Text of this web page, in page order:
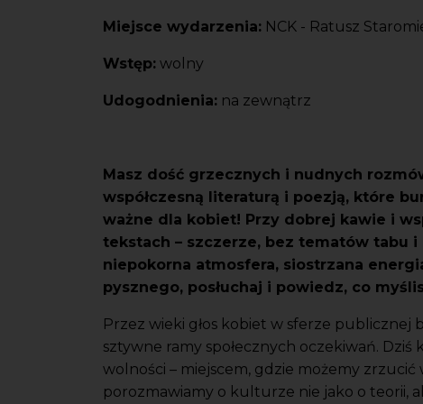
Miejsce wydarzenia: NCK - Ratusz
Wstęp: wolny
Udogodnienia: na zewnątrz
Masz dość grzecznych i nudnych
współczesną literaturą i poezją, które
ważne dla kobiet! Przy dobrej kawie i
tekstach – szczerze, bez tematów tabu
niepokorna atmosfera, siostrzana
pysznego, posłuchaj i powiedz, co
Przez wieki głos kobiet w sferze publicznej
sztywne ramy społecznych oczekiwań.
wolności – miejscem, gdzie możemy
porozmawiamy o kulturze nie jako o teorii,